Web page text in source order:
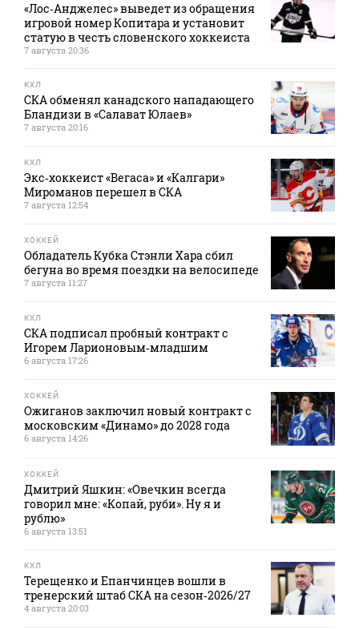
«Лос‑Анджелес» выведет из обращения
игровой номер Копитара и установит
статую в честь словенского хоккеиста
7 августа 20:36
КХЛ
СКА обменял канадского нападающего
Бландизи в «Салават Юлаев»
7 августа 20:16
КХЛ
Экс‑хоккеист «Вегаса» и «Калгари»
Мироманов перешел в СКА
7 августа 12:54
ХОККЕЙ
Обладатель Кубка Стэнли Хара сбил
бегуна во время поездки на велосипеде
7 августа 11:27
КХЛ
СКА подписал пробный контракт с
Игорем Ларионовым‑младшим
6 августа 17:26
ХОККЕЙ
Ожиганов заключил новый контракт с
московским «Динамо» до 2028 года
6 августа 14:26
ХОККЕЙ
Дмитрий Яшкин: «Овечкин всегда
говорил мне: «Копай, руби». Ну я и
рублю»
6 августа 13:51
КХЛ
Терещенко и Епанчинцев вошли в
тренерский штаб СКА на сезон‑2026/27
4 августа 20:03